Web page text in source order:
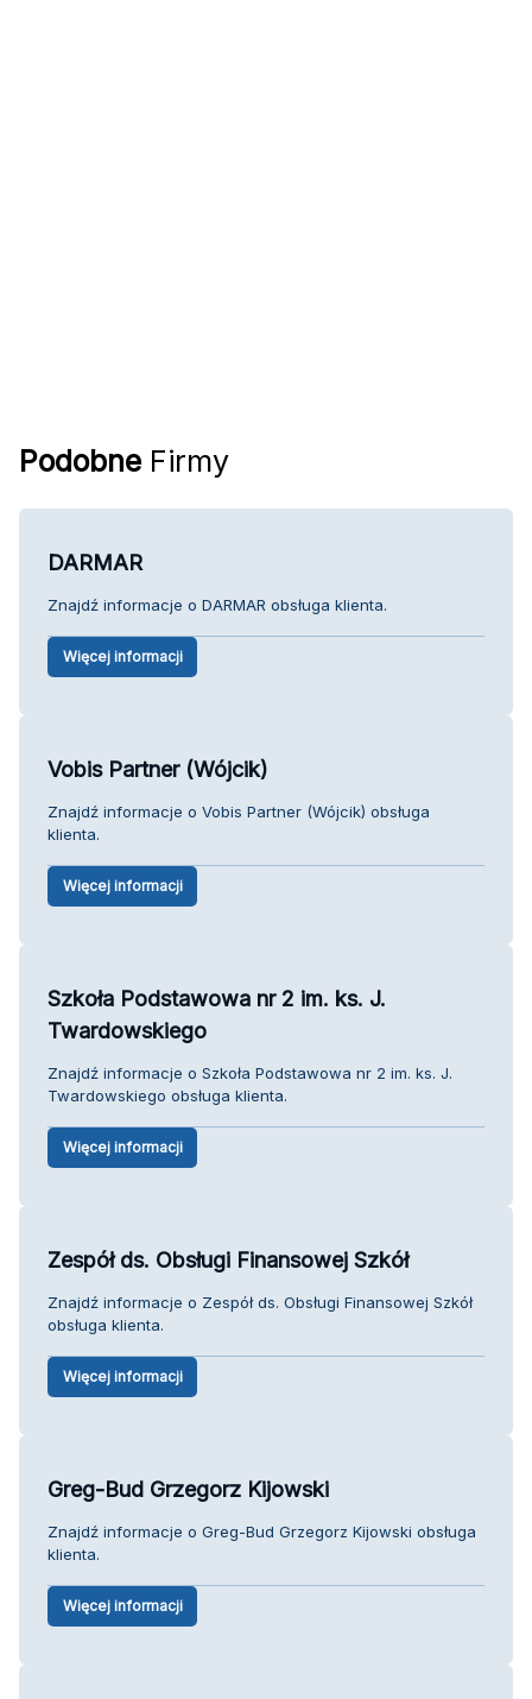
Podobne Firmy
DARMAR
Znajdź informacje o DARMAR obsługa klienta.
Więcej informacji
Vobis Partner (Wójcik)
Znajdź informacje o Vobis Partner (Wójcik) obsługa
klienta.
Więcej informacji
Szkoła Podstawowa nr 2 im. ks. J.
Twardowskiego
Znajdź informacje o Szkoła Podstawowa nr 2 im. ks. J.
Twardowskiego obsługa klienta.
Więcej informacji
Zespół ds. Obsługi Finansowej Szkół
Znajdź informacje o Zespół ds. Obsługi Finansowej Szkół
obsługa klienta.
Więcej informacji
Greg-Bud Grzegorz Kijowski
Znajdź informacje o Greg-Bud Grzegorz Kijowski obsługa
klienta.
Więcej informacji